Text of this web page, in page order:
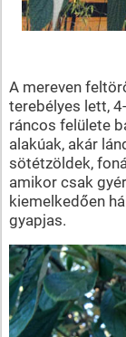
A mereven
terebélyes lett,
ráncos felülete
alakúak, akár
sötétzöldek,
amikor csak
kiemelkedően
gyapjas.